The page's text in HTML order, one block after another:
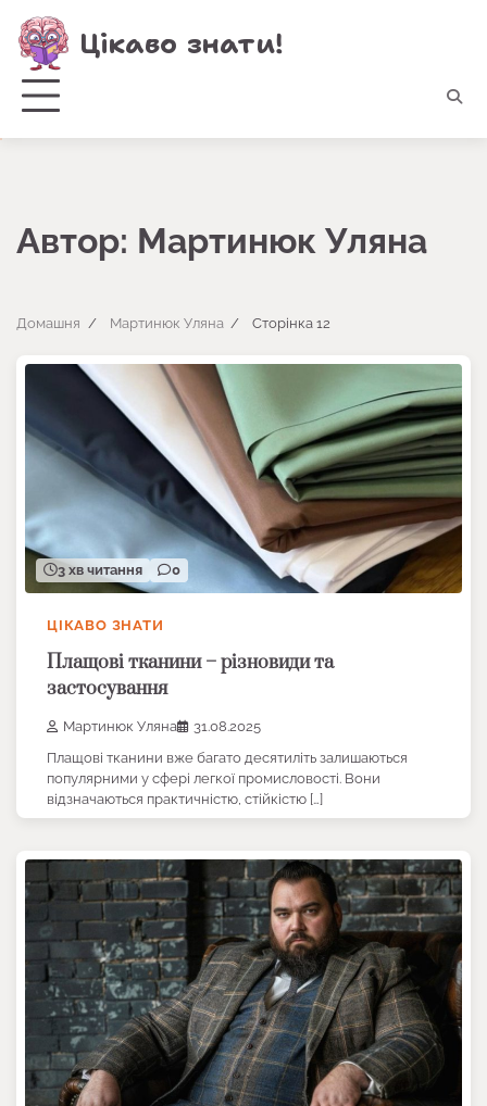
Перейти
до
вмісту
Цікаво знати!
Автор: Мартинюк Уляна
Домашня Мартинюк Уляна Сторінка 12
3 хв читання 0
ЦІКАВО ЗНАТИ
Плащові тканини – різновиди та
застосування
Мартинюк Уляна
31.08.2025
Плащові тканини вже багато десятиліть залишаються
популярними у сфері легкої промисловості. Вони
відзначаються практичністю, стійкістю […]